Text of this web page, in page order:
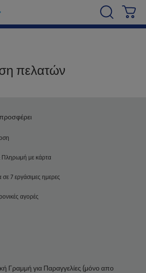
πελατών
Πληρωμή με κάρτα
7 εργάσιμες ημερες
αγορές
Γραμμή για Παραγγελίες (μόνο απο